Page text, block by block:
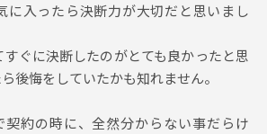
に入ったら決断力が大切だと思いまし
ぐに決断したのがとても良かったと思
後悔をしていたかも知れません。
契約の時に、全然分からない事だらけ